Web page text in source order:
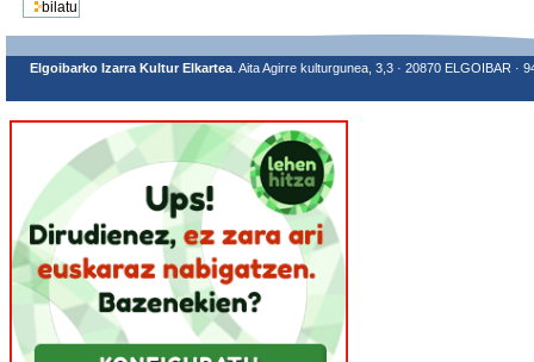
Elgoibarko Izarra Kultur Elkartea . Aita Agirre kulturgunea, 3,3 · 20870 ELGOIBAR ·